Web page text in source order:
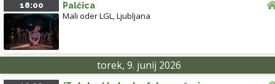
18:00 Palčica
Mali oder LGL,Ljubljana
torek, 9. junij 2026